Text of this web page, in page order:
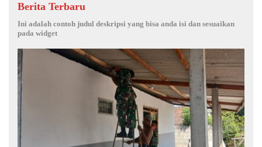
Berita Terbaru
Ini adalah contoh judul deskripsi yang bisa anda isi dan sesuaikan
pada widget